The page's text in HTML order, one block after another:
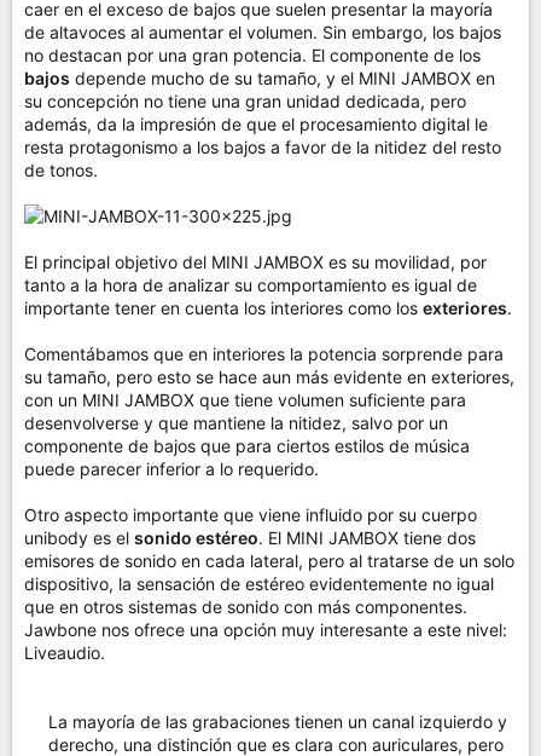
caer en el exceso de bajos que suelen presentar la mayoría
de altavoces al aumentar el volumen. Sin embargo, los bajos
no destacan por una gran potencia. El componente de los
bajos depende mucho de su tamaño, y el MINI JAMBOX en
su concepción no tiene una gran unidad dedicada, pero
además, da la impresión de que el procesamiento digital le
resta protagonismo a los bajos a favor de la nitidez del resto
de tonos.
El principal objetivo del MINI JAMBOX es su movilidad, por
tanto a la hora de analizar su comportamiento es igual de
importante tener en cuenta los interiores como los exteriores.
Comentábamos que en interiores la potencia sorprende para
su tamaño, pero esto se hace aun más evidente en exteriores,
con un MINI JAMBOX que tiene volumen suficiente para
desenvolverse y que mantiene la nitidez, salvo por un
componente de bajos que para ciertos estilos de música
puede parecer inferior a lo requerido.
Otro aspecto importante que viene influido por su cuerpo
unibody es el sonido estéreo. El MINI JAMBOX tiene dos
emisores de sonido en cada lateral, pero al tratarse de un solo
dispositivo, la sensación de estéreo evidentemente no igual
que en otros sistemas de sonido con más componentes.
Jawbone nos ofrece una opción muy interesante a este nivel:
Liveaudio.
La mayoría de las grabaciones tienen un canal izquierdo y
derecho, una distinción que es clara con auriculares, pero